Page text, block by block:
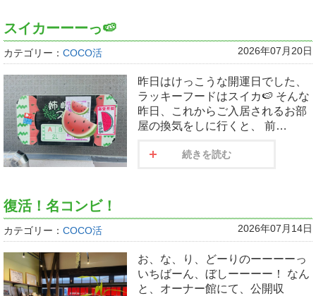
スイカーーーっ🍉
カテゴリー： COCO活 2026年07月20日
昨日はけっこうな開運日でした、
ラッキーフードはスイカ🍉 そんな
昨日、これからご入居されるお部
屋の換気をしに行くと、 前…
続きを読む
復活！名コンビ！
カテゴリー： COCO活 2026年07月14日
お、な、り、どーりのーーーーっ
いちばーん、ぼしーーーー！ なん
と、オーナー館にて、公開収